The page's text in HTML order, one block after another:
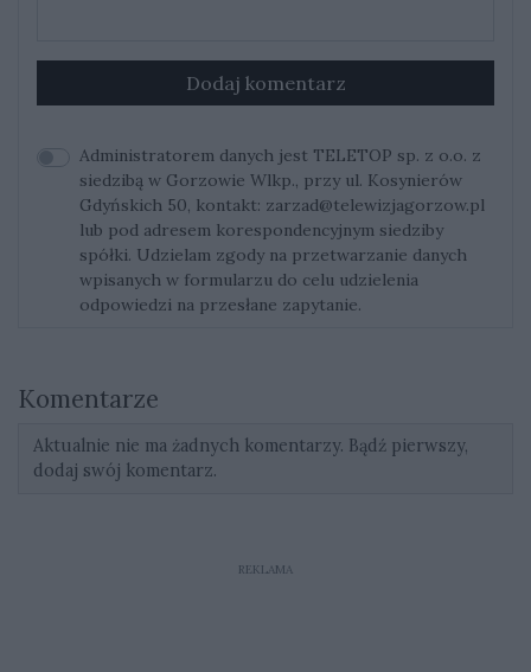
Dodaj komentarz
Administratorem danych jest TELETOP sp. z o.o. z
siedzibą w Gorzowie Wlkp., przy ul. Kosynierów
Gdyńskich 50, kontakt: zarzad@telewizjagorzow.pl
lub pod adresem korespondencyjnym siedziby
spółki. Udzielam zgody na przetwarzanie danych
wpisanych w formularzu do celu udzielenia
odpowiedzi na przesłane zapytanie.
Komentarze
Aktualnie nie ma żadnych komentarzy. Bądź pierwszy,
dodaj swój komentarz.
REKLAMA